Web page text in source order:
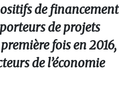
de financement
de projets
fois en 2016,
de l’économie